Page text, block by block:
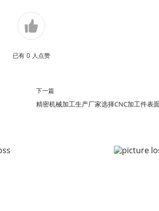
已有 0 人点赞
下一篇
精密机械加工生产厂家选择CNC加工件表